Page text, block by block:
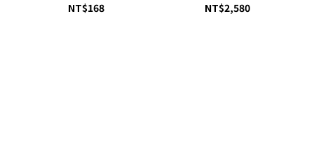
NT$168
NT$2,580